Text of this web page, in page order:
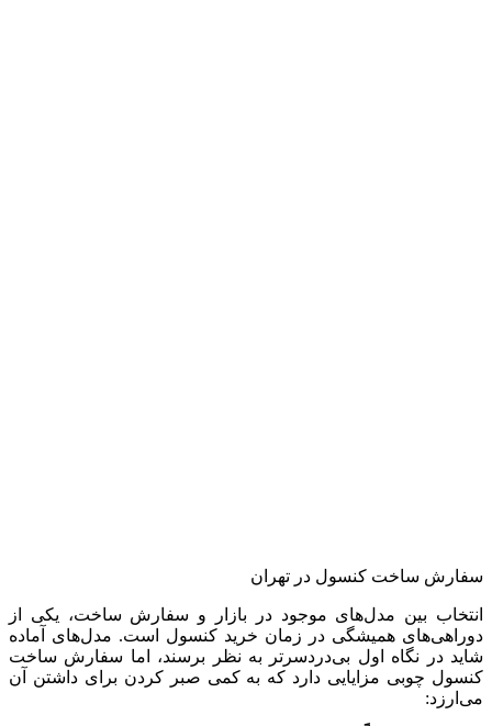
سفارش ساخت کنسول در تهران
انتخاب بین مدل‌های موجود در بازار و سفارش ساخت، یکی از
دوراهی‌های همیشگی در زمان خرید کنسول است. مدل‌های آماده
شاید در نگاه اول بی‌دردسرتر به نظر برسند، اما سفارش ساخت
کنسول چوبی مزایایی دارد که به کمی صبر کردن برای داشتن آن
می‌ارزد: